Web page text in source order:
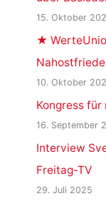
15. Oktober
★
10. Oktober
Kongress
16. September
Interview
Freitag-TV
29. Juli 2025